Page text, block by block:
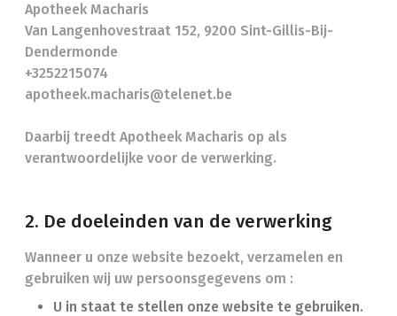
Apotheek Macharis
Van Langenhovestraat 152, 9200 Sint-Gillis-Bij-
Dendermonde
+3252215074
apotheek.macharis@telenet.be
Daarbij treedt Apotheek Macharis op als
verantwoordelijke voor de verwerking.
2. De doeleinden van de verwerking
Wanneer u onze website bezoekt, verzamelen en
gebruiken wij uw persoonsgegevens om :
U in staat te stellen onze website te gebruiken.